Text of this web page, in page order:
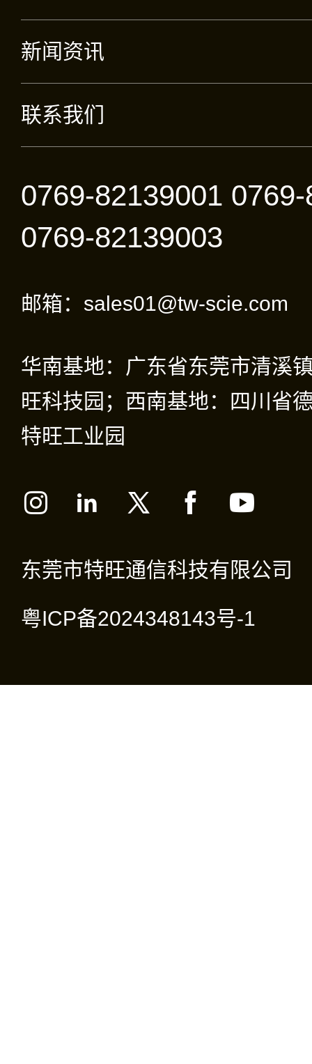
新闻资讯
联系我们
0769-82139001
0769-82139003
邮箱：sales01@tw-scie.com
华南基地：广东省东莞市清溪
旺科技园；西南基地：四川省
特旺工业园
东莞市特旺通信科技有限公司
粤ICP备2024348143号-1